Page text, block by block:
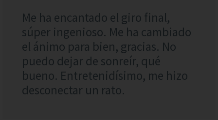
Me ha encantado el giro final,
súper ingenioso. Me ha cambiado
el ánimo para bien, gracias. No
puedo dejar de sonreír, qué
bueno. Entretenidísimo, me hizo
desconectar un rato.